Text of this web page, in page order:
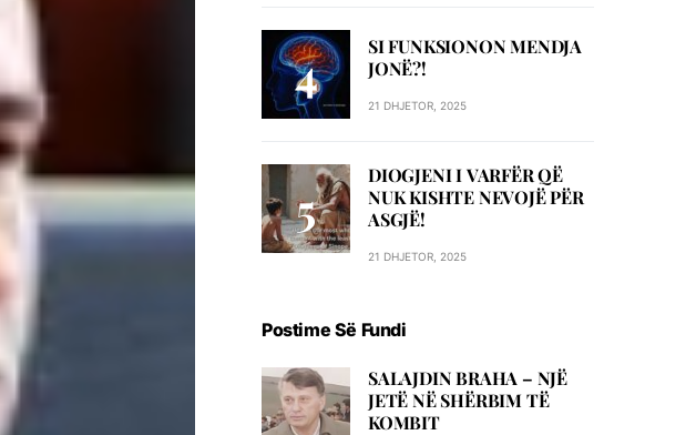
SI FUNKSIONON MENDJA
JONË?!
21 DHJETOR, 2025
DIOGJENI I VARFËR QË
NUK KISHTE NEVOJË PËR
ASGJË!
21 DHJETOR, 2025
Postime Së Fundi
SALAJDIN BRAHA – NJЁ
JETЁ NЁ SHЁRBIM TЁ
KOMBIT